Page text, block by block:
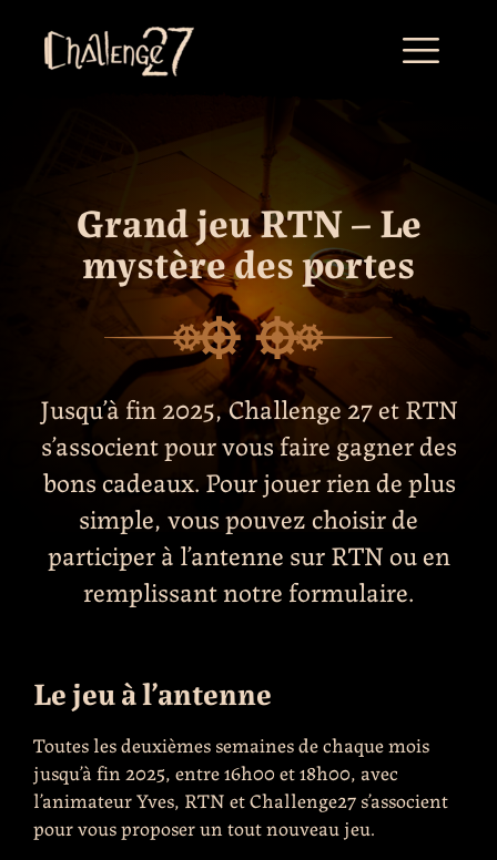
content
Grand jeu RTN – Le
mystère des portes
Jusqu’à fin 2025, Challenge 27 et RTN
s’associent pour vous faire gagner des
bons cadeaux. Pour jouer rien de plus
simple, vous pouvez choisir de
participer à l’antenne sur RTN ou en
remplissant notre formulaire.
Le jeu à l’antenne
Toutes les deuxièmes semaines de chaque mois
jusqu’à fin 2025, entre 16h00 et 18h00, avec
l’animateur Yves, RTN et Challenge27 s’associent
pour vous proposer un tout nouveau jeu.